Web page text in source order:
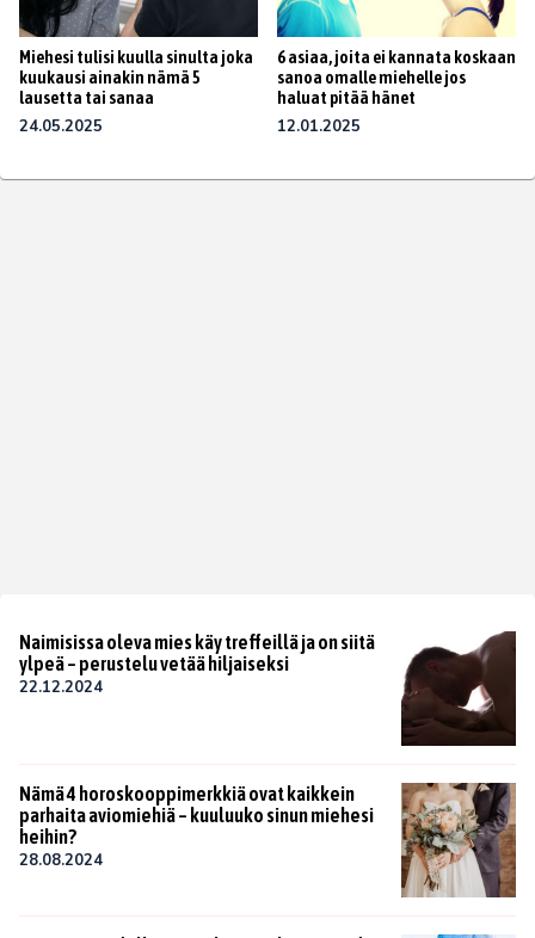
Miehesi tulisi kuulla sinulta joka
kuukausi ainakin nämä 5
lausetta tai sanaa
24.05.2025
6 asiaa, joita ei kannata koskaan
sanoa omalle miehelle jos
haluat pitää hänet
12.01.2025
Naimisissa oleva mies käy treffeillä ja on siitä
ylpeä – perustelu vetää hiljaiseksi
22.12.2024
Nämä 4 horoskooppimerkkiä ovat kaikkein
parhaita aviomiehiä – kuuluuko sinun miehesi
heihin?
28.08.2024